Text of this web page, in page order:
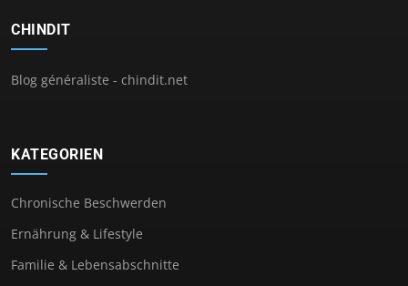
CHINDIT
Blog généraliste - chindit.net
KATEGORIEN
Chronische Beschwerden
Ernährung & Lifestyle
Familie & Lebensabschnitte